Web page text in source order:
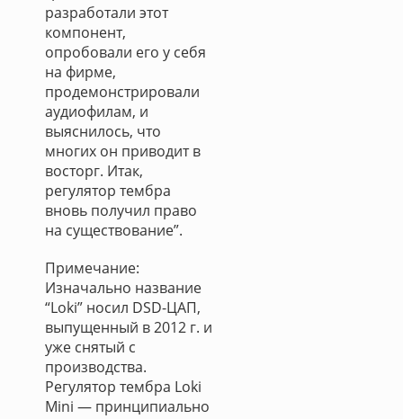
разработали этот
компонент,
опробовали его у себя
на фирме,
продемонстрировали
аудиофилам, и
выяснилось, что
многих он приводит в
восторг. Итак,
регулятор тембра
вновь получил право
на существование”.
Примечание:
Изначально название
“Loki” носил DSD-ЦАП,
выпущенный в 2012 г. и
уже снятый с
производства.
Регулятор тембра Loki
Mini — принципиально